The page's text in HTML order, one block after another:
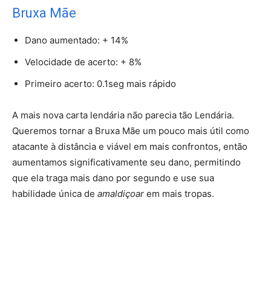
Bruxa Mãe
Dano aumentado: + 14%
Velocidade de acerto: + 8%
Primeiro acerto: 0.1seg mais rápido
A mais nova carta lendária não parecia tão Lendária.
Queremos tornar a Bruxa Mãe um pouco mais útil como
atacante à distância e viável em mais confrontos, então
aumentamos significativamente seu dano, permitindo
que ela traga mais dano por segundo e use sua
habilidade única de amaldiçoar em mais tropas.